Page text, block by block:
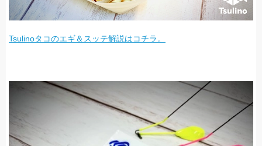
Tsulinoタコのエギ＆スッテ解説はコチラ。